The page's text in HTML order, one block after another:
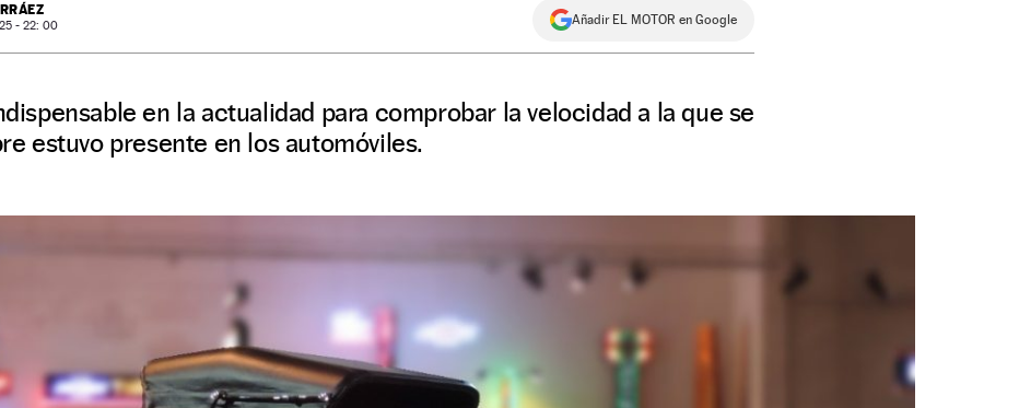
- 22: 00 Añadir EL MOTOR en Google
en la actualidad para comprobar la velocidad a la que se
estuvo presente en los automóviles.